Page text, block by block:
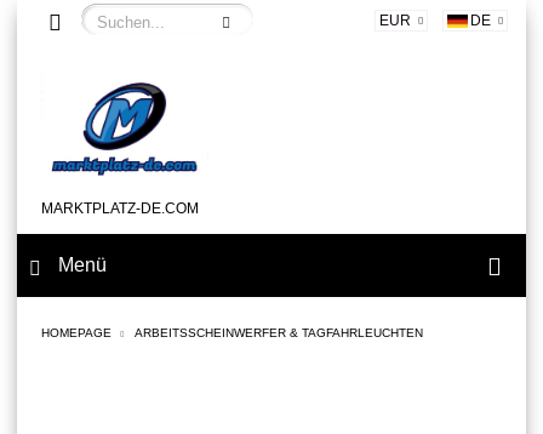
EUR DE
MARKTPLATZ-DE.COM
Menü
HOMEPAGE ARBEITSSCHEINWERFER & TAGFAHRLEUCHTEN